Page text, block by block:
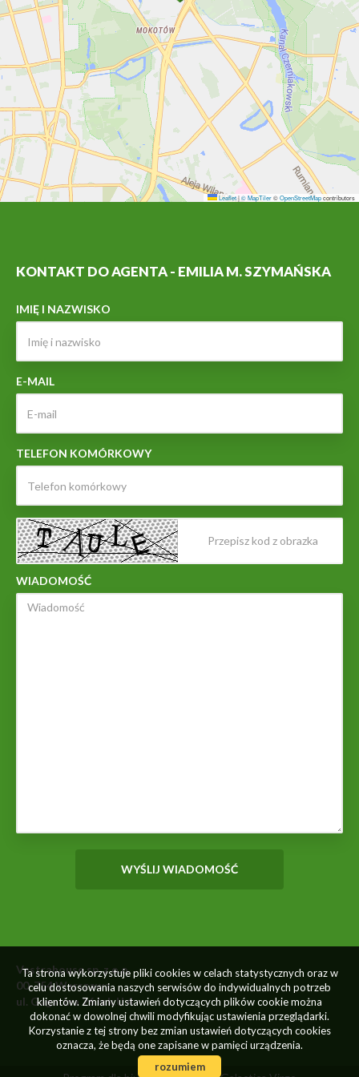
Leaflet|© MapTiler©OpenStreetMapcontributors
KONTAKT DO AGENTA - EMILIA M. SZYMAŃSKA
IMIĘ I NAZWISKO
E-MAIL
TELEFON KOMÓRKOWY
WIADOMOŚĆ
Vestrahouse sp. z o.o.
00-754 Warszawa
ul. Gagarina 26 lok.U 4
Ta strona wykorzystuje pliki cookies w celach statystycznych oraz w
celu dostosowania naszych serwisów do indywidualnych potrzeb
klientów. Zmiany ustawień dotyczących plików cookie można
dokonać w dowolnej chwili modyfikując ustawienia przeglądarki.
Korzystanie z tej strony bez zmian ustawień dotyczących cookies
oznacza, że będą one zapisane w pamięci urządzenia.
rozumiem